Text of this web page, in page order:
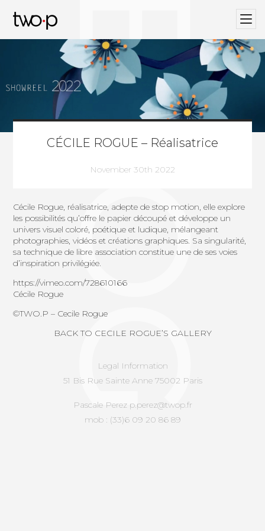
CÉCILE ROGUE – Réalisatrice
November 30th 2022
Cécile Rogue, réalisatrice, adepte de stop motion, elle explore
les possibilités qu’offre le papier découpé et développe un
univers visuel coloré, poétique et ludique, mélangeant
photographies, vidéos et créations graphiques. Sa singularité,
sa technique de libre association constitue une de ses voies
d’inspiration privilégiée.
https://vimeo.com/728610166
Cécile Rogue
©TWO.P – Cecile Rogue
BACK TO CECILE ROGUE’S GALLERY
BLOG
Legal Information
51 Bis Rue Sainte Anne 75002 Paris
Pascale Perez p.perez@twop.fr
mob : (33)6 09 20 86 89